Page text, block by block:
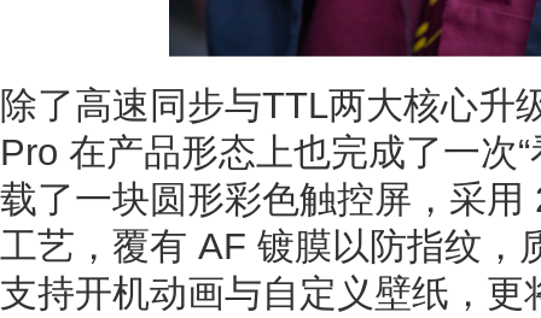
除了高速同步与TTL两大核心升
Pro 在产品形态上也完成了一次
载了一块圆形彩色触控屏，采
工艺，覆有 AF 镀膜以防指纹，
支持开机动画与自定义壁纸，